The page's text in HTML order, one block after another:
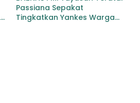
Passiana Sepakat
Tingkatkan Yankes Warga